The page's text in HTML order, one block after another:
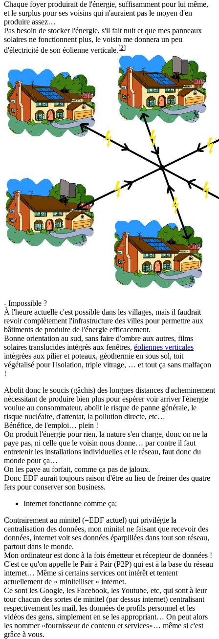
Chaque foyer produirait de l'énergie, suffisamment pour lui même,
et le surplus pour ses voisins qui n'auraient pas le moyen d'en
produire assez…
Pas besoin de stocker l'énergie, s'il fait nuit et que mes panneaux
solaires ne fonctionnent plus, le voisin me donnera un peu
d'électricité de son éolienne verticale.[2]
- Impossible ?
À l'heure actuelle c'est possible dans les villages, mais il faudrait
revoir complètement l'infrastructure des villes pour permettre aux
bâtiments de produire de l'énergie efficacement.
Bonne orientation au sud, sans faire d'ombre aux autres, films
solaires translucides intégrés aux fenêtres, éoliennes verticales
intégrées aux pilier et poteaux, géothermie en sous sol, toit
végétalisé pour l'isolation, triple vitrage, … et tout ça sans malfaçon
!
Abolit donc le soucis (gâchis) des longues distances d'acheminement
nécessitant de produire bien plus pour espérer voir arriver l'énergie
voulue au consommateur, abolit le risque de panne générale, le
risque nucléaire, d'attentat, la pollution directe, etc…
Bénéfice, de l'emploi… plein !
On produit l'énergie pour rien, la nature s'en charge, donc on ne la
paye pas, ni celle que le voisin nous donne… par contre il faut
entretenir les installations individuelles et le réseau, faut donc du
monde pour ça…
On les paye au forfait, comme ça pas de jaloux.
Donc EDF aurait toujours raison d'être au lieu de freiner des quatre
fers pour conserver son business.
Internet fonctionne comme ça;
Contrairement au minitel (=EDF actuel) qui privilégie la
centralisation des données, mon minitel ne faisant que recevoir des
données, internet voit ses données éparpillées dans tout son réseau,
partout dans le monde.
Mon ordinateur est donc à la fois émetteur et récepteur de données !
C'est ce qu'on appelle le Pair à Pair (P2P) qui est à la base du réseau
internet… Même si certains services ont intérêt et tentent
actuellement de « minitelliser » internet.
Ce sont les Google, les Facebook, les Youtube, etc, qui sont à leur
tour chacun des sortes de minitel (par dessus internet) centralisant
respectivement les mail, les données de profils personnel et les
vidéos des gens, simplement en se les appropriant… On peut alors
les nommer «fournisseur de contenu et services»… même si c'est
grâce à vous.